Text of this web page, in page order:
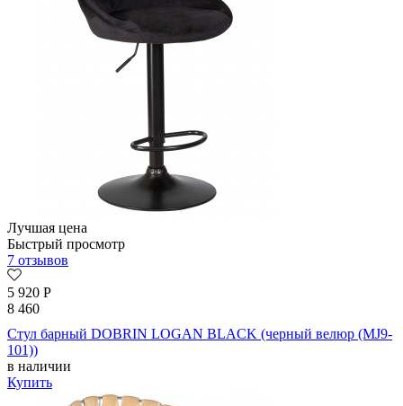
Лучшая цена
Быстрый просмотр
7 отзывов
5 920 Р
8 460
Стул барный DOBRIN LOGAN BLACK (черный велюр (MJ9-
101))
в наличии
Купить